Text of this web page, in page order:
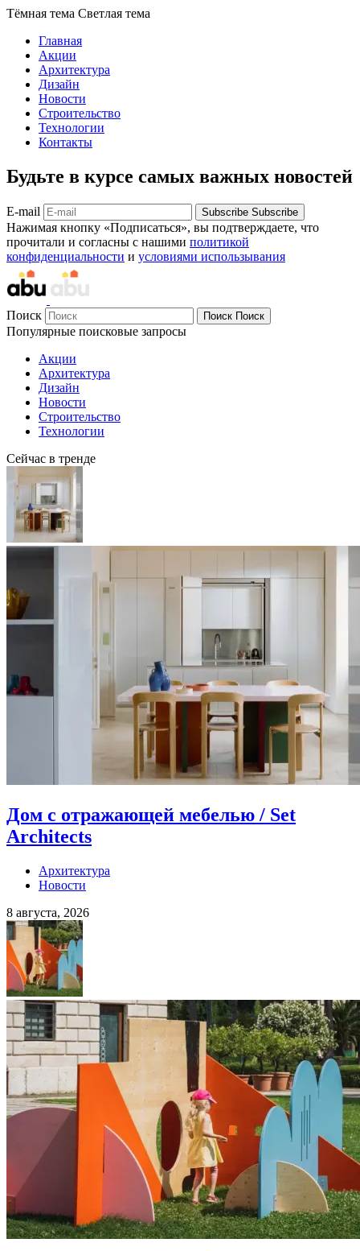
Тёмная тема Светлая тема
Главная
Акции
Архитектура
Дизайн
Новости
Строительство
Технологии
Контакты
Будьте в курсе самых важных новостей
E-mail Subscribe Subscribe
Нажимая кнопку «Подписаться», вы подтверждаете, что
прочитали и согласны с нашими политикой
конфиденциальности и условиями использывания
Поиск Поиск Поиск
Популярные поисковые запросы
Акции
Архитектура
Дизайн
Новости
Строительство
Технологии
Сейчас в тренде
Дом с отражающей мебелью / Set
Architects
Архитектура
Новости
8 августа, 2026